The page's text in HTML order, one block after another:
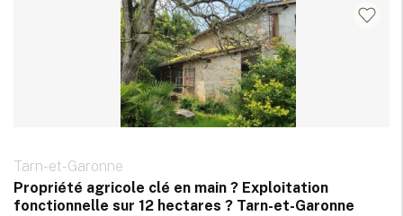
Tarn-et-Garonne
Propriété agricole clé en main ? Exploitation
fonctionnelle sur 12 hectares ? Tarn-et-Garonne